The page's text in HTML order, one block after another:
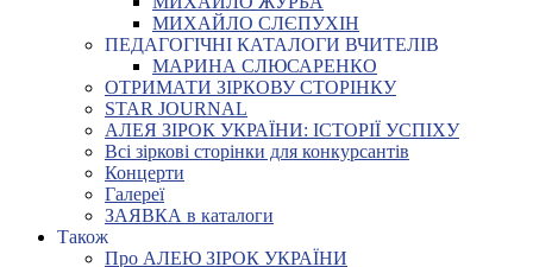
МИХАЙЛО СЛЄПУХІН
ПЕДАГОГІЧНІ КАТАЛОГИ ВЧИТЕЛІВ
МАРИНА СЛЮСАРЕНКО
ОТРИМАТИ ЗІРКОВУ СТОРІНКУ
STAR JOURNAL
АЛЕЯ ЗІРОК УКРАЇНИ: ІСТОРІЇ УСПІХУ
Всі зіркові сторінки для конкурсантів
Концерти
Галереї
ЗАЯВКА в каталоги
Також
Про АЛЕЮ ЗІРОК УКРАЇНИ